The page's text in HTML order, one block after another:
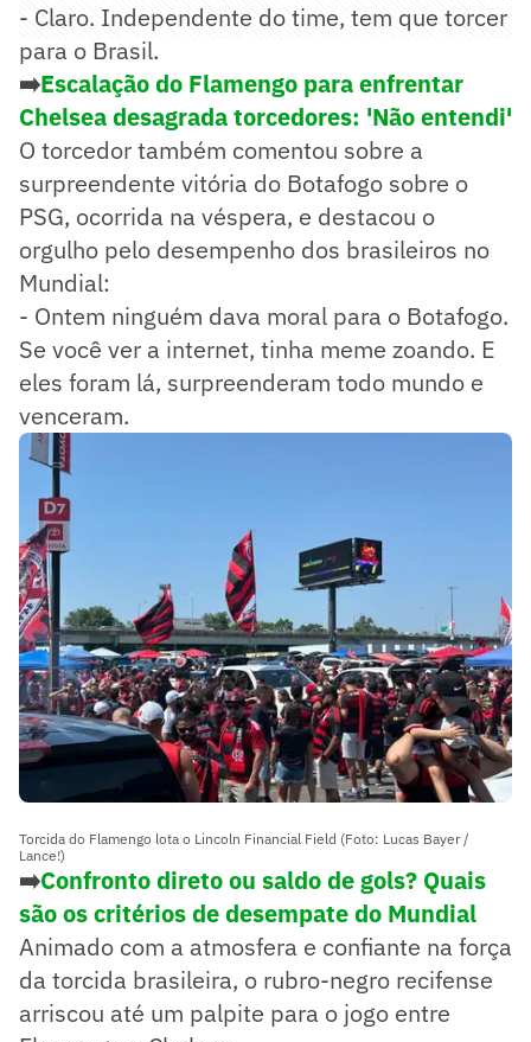
- Claro. Independente do time, tem que torcer
para o Brasil.
➡️Escalação do Flamengo para enfrentar
Chelsea desagrada torcedores: 'Não entendi'
O torcedor também comentou sobre a
surpreendente vitória do Botafogo sobre o
PSG, ocorrida na véspera, e destacou o
orgulho pelo desempenho dos brasileiros no
Mundial:
- Ontem ninguém dava moral para o Botafogo.
Se você ver a internet, tinha meme zoando. E
eles foram lá, surpreenderam todo mundo e
venceram.
Torcida do Flamengo lota o Lincoln Financial Field (Foto: Lucas Bayer /
Lance!)
➡️Confronto direto ou saldo de gols? Quais
são os critérios de desempate do Mundial
Animado com a atmosfera e confiante na força
da torcida brasileira, o rubro-negro recifense
arriscou até um palpite para o jogo entre